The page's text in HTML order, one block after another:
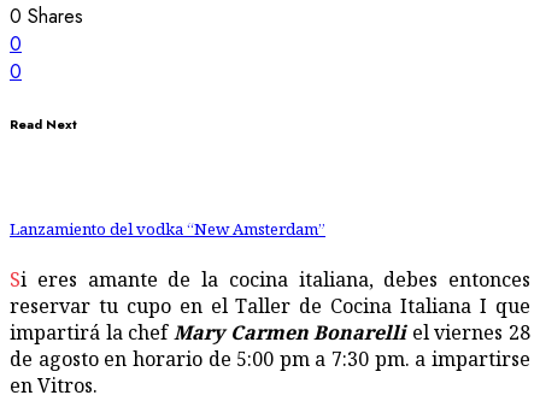
0 Shares
0
0
Read Next
Lanzamiento del vodka “New Amsterdam”
Si eres amante de la cocina italiana, debes entonces
reservar tu cupo en el Taller de Cocina Italiana I que
impartirá la chefMary Carmen Bonarelliel viernes 28
de agosto en horario de 5:00 pm a 7:30 pm. a impartirse
en Vitros.